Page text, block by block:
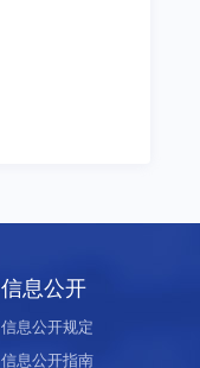
信息公开
信息公开规定
信息公开指南